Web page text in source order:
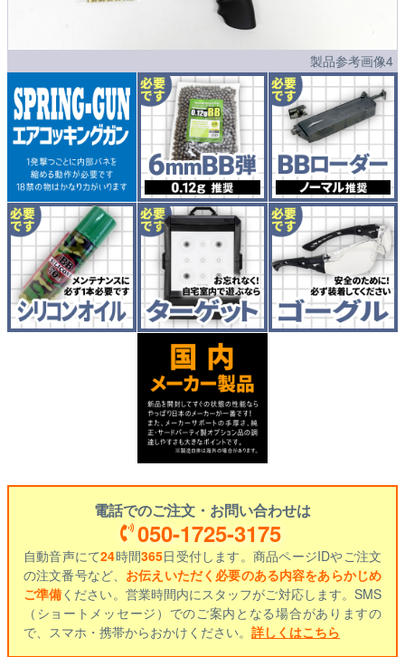
製品参考画像4
電話でのご注文・お問い合わせは
050-1725-3175
自動音声にて24時間365日受付します。商品ページIDやご注文
の注文番号など、 お伝えいただく必要のある内容をあらかじめ
ご準備ください。営業時間内にスタッフがご対応します。SMS
（ショートメッセージ）でのご案内となる場合がありますの
で、スマホ・携帯からおかけください。 詳しくはこちら